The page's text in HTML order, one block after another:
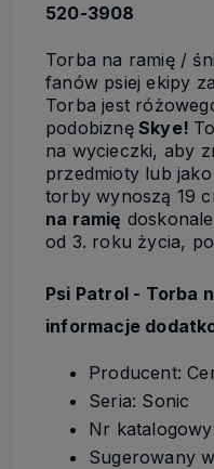
520-3908
Torba na ramię /
fanów psiej ekipy
Torba jest
podobiznęSkye!
na wycieczki, aby
przedmioty lub
torby wynoszą 19
na ramię
od 3. roku życia,
Psi Patrol - Torba
informacje
Producent:
Seria: Sonic
Nr
Sugerowany